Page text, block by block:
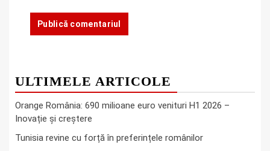
ULTIMELE ARTICOLE
Orange România: 690 milioane euro venituri H1 2026 –
Inovație și creștere
Tunisia revine cu forță în preferințele românilor